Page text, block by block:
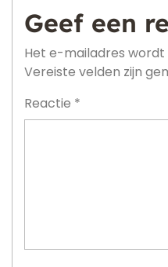
Geef een
Het e-mailadres
Vereiste velden zijn
Reactie *